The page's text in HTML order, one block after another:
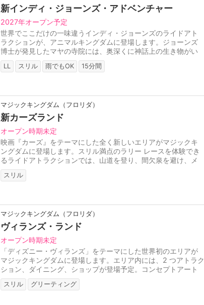
新インディ・ジョーンズ・アドベンチャー
2027年オープン予定
世界でここだけの一味違うインディ・ジョーンズのライドアト
ラクションが、アニマルキングダムに登場します。ジョーンズ
博士が発見したマヤの寺院には、奥深くに神話上の生き物がい
るという噂をあり、それを確か...
LL スリル 雨でもOK 15分間
マジックキングダム（フロリダ）
新カーズランド
オープン時期未定
映画『カーズ』をテーマにした全く新しいエリアがマジックキ
ングダムに登場します。スリル満点のラリー レースを体験でき
るライドアトラクションでは、山道を登り、間欠泉を避け、メ
ーターがお気に入りの泥沼を飛...
スリル
マジックキングダム（フロリダ）
ヴィランズ・ランド
オープン時期未定
「ディズニー・ヴィランズ」をテーマにした世界初のエリアが
マジックキングダムに登場します。エリア内には、2 つアトラク
ション、ダイニング、ショップが登場予定。コンセプトアート
より、大型ローラーコースタ...
スリル グリーティング